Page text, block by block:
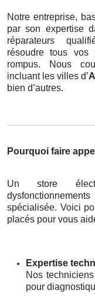
Notre entreprise,
par son expertise
réparateurs
résoudre tous vos
rompus. Nous
incluant les villes d’
bien d’autres.
Pourquoi faire
Un store
spécialisée. Voici
placés pour vous
Expertise
Nos
pour